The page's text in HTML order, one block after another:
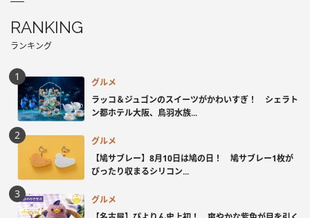
RANKING
ランキング
グルメ
ラッコ＆ジュゴンのスイーツがかわいすぎ！ シェラト
ン都ホテル大阪、鳥羽水族...
グルメ
【鳩サブレー】8月10日は鳩の日！ 鳩サブレー1枚が
ぴったり収まるシリコン...
グルメ